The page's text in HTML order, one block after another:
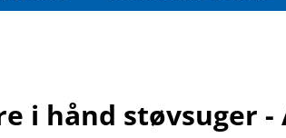
i hånd støvsuger -